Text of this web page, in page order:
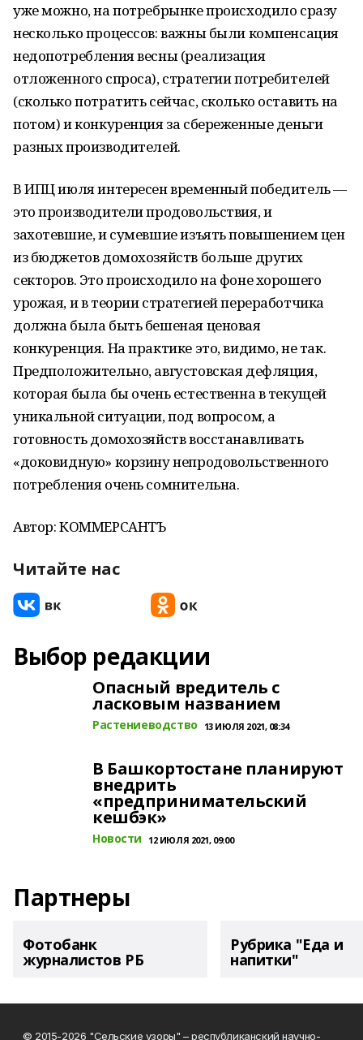
уже можно, на потребрынке происходило сразу
несколько процессов: важны были компенсация
недопотребления весны (реализация
отложенного спроса), стратегии потребителей
(сколько потратить сейчас, сколько оставить на
потом) и конкуренция за сбереженные деньги
разных производителей.
В ИПЦ июля интересен временный победитель —
это производители продовольствия, и
захотевшие, и сумевшие изъять повышением цен
из бюджетов домохозяйств больше других
секторов. Это происходило на фоне хорошего
урожая, и в теории стратегией переработчика
должна была быть бешеная ценовая
конкуренция. На практике это, видимо, не так.
Предположительно, августовская дефляция,
которая была бы очень естественна в текущей
уникальной ситуации, под вопросом, а
готовность домохозяйств восстанавливать
«доковидную» корзину непродовольственного
потребления очень сомнительна.
Автор: КОММЕРСАНТЪ
Читайте нас
Выбор редакции
Опасный вредитель с
ласковым названием
Растениеводство 13 ИЮЛЯ 2021, 08:34
В Башкортостане планируют
внедрить
«предпринимательский
кешбэк»
Новости 12 ИЮЛЯ 2021, 09:00
Партнеры
Фотобанк
журналистов РБ
Рубрика "Еда и
напитки"
© 2015-2026 "Сельские узоры" – республиканский научно-